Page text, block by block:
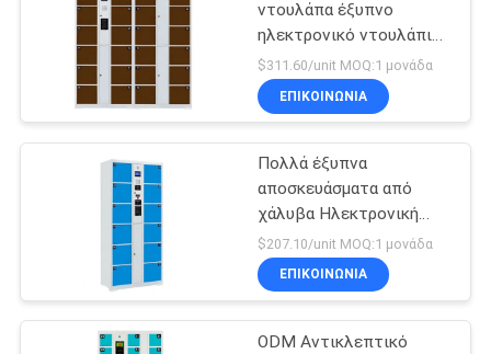
Έξυπνο
ηλεκτρονικό
ντουλάπι
Μεταλλικά ράφια
ντουλάπα έξυπνο
ηλεκτρονικό ντουλάπι
για δέμα
$311.60/unit MOQ:1 μονάδα
ΕΠΙΚΟΙΝΩΝΊΑ
Πολλά έξυπνα
αποσκευάσματα από
χάλυβα Ηλεκτρονική
θυρίδα ασφαλείας
$207.10/unit MOQ:1 μονάδα
ΕΠΙΚΟΙΝΩΝΊΑ
ODM Αντικλεπτικό